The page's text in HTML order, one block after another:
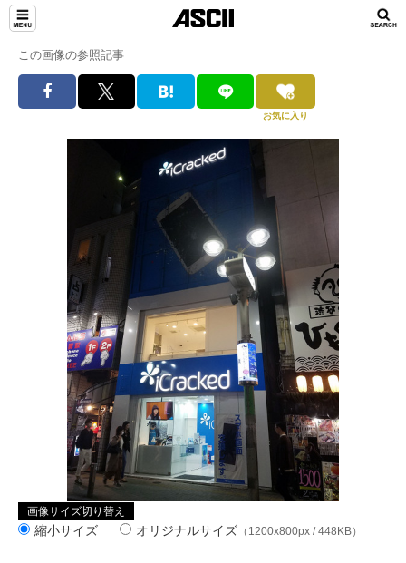
この画像の参照記事
お気に入り
画像サイズ切り替え
縮小サイズ オリジナルサイズ （1200x800px / 448KB）